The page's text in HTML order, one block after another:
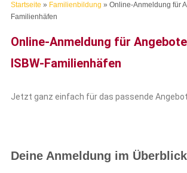
Startseite » Familienbildung » Online-Anmeldung für
Familienhäfen
Online-Anmeldung für
ISBW-Familienhäfen
Jetzt ganz einfach für das passende Angebot
Deine Anmeldung im Überblick